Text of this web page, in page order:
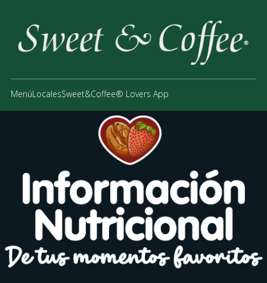
MenúLocalesSweet&Coffee® Lovers App